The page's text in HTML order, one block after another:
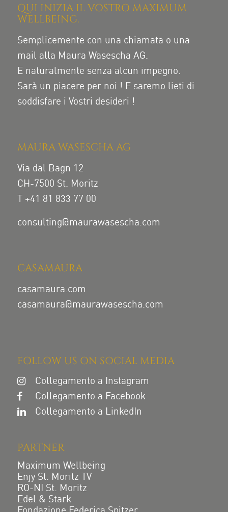
QUI INIZIA IL VOSTRO MAXIMUM
WELLBEING.
Semplicemente con una chiamata o una
mail alla Maura Wasescha AG.
E naturalmente senza alcun impegno.
Sarà un piacere per noi ! E saremo lieti di
soddisfare i Vostri desideri !
MAURA WASESCHA AG
Via dal Bagn 12
CH-7500 St. Moritz
T +41 81 833 77 00
consulting@maurawasescha.com
CASAMAURA
casamaura.com
casamaura@maurawasescha.com
FOLLOW US ON SOCIAL MEDIA
Collegamento a Instagram
Collegamento a Facebook
Collegamento a LinkedIn
PARTNER
Maximum Wellbeing
Enjy St. Moritz TV
RO-NI St. Moritz
Edel & Stark